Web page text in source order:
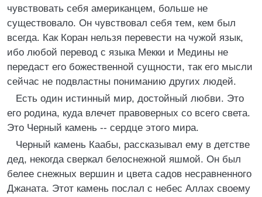
чувствовать себя американцем, больше не
существовало. Он чувствовал себя тем, кем был
всегда. Как Коран нельзя перевести на чужой язык,
ибо любой перевод с языка Мекки и Медины не
передаст его божественной сущности, так его мысли
сейчас не подвластны пониманию других людей.
Есть один истинный мир, достойный любви. Это
его родина, куда влечет правоверных со всего света.
Это Черный камень -- сердце этого мира.
Черный камень Каабы, рассказывал ему в детстве
дед, некогда сверкал белоснежной яшмой. Он был
белее снежных вершин и цвета садов несравненного
Джаната. Этот камень послал с небес Аллах своему